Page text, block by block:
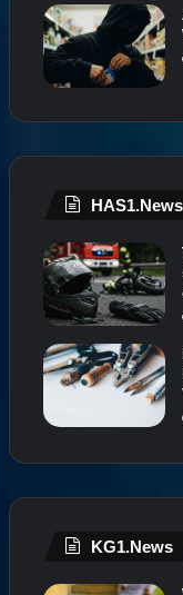
HAS1.News
KG1.News